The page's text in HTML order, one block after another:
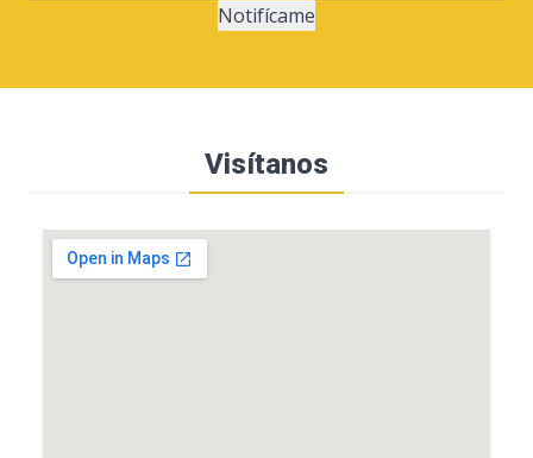
Notifícame
Visítanos